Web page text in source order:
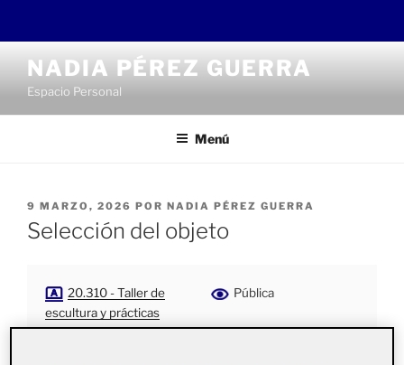
contenido
NADIA PÉREZ GUERRA
Espacio Personal
Menú
PUBLICADO
EL
9 MARZO, 2026 POR NADIA PÉREZ GUERRA
Selección del objeto
20.310 - Taller de
escultura y prácticas
espaciales - Aula 1
Pública